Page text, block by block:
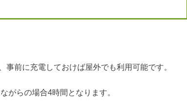
前に充電しておけば屋外でも利用可能です。
がらの場合4時間となります。